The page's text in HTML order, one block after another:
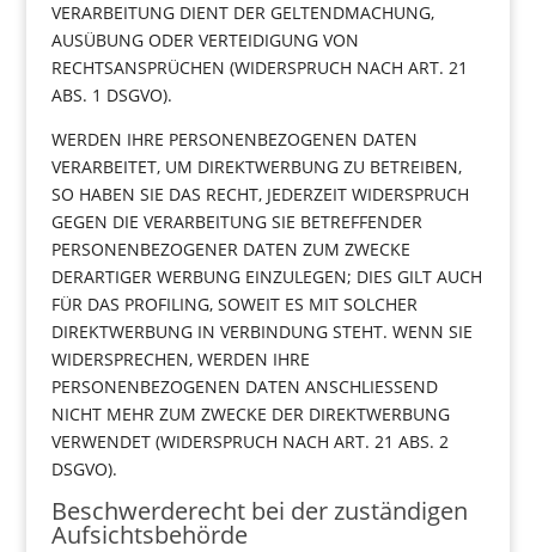
VERARBEITUNG DIENT DER GELTENDMACHUNG,
AUSÜBUNG ODER VERTEIDIGUNG VON
RECHTSANSPRÜCHEN (WIDERSPRUCH NACH ART. 21
ABS. 1 DSGVO).
WERDEN IHRE PERSONENBEZOGENEN DATEN
VERARBEITET, UM DIREKTWERBUNG ZU BETREIBEN,
SO HABEN SIE DAS RECHT, JEDERZEIT WIDERSPRUCH
GEGEN DIE VERARBEITUNG SIE BETREFFENDER
PERSONENBEZOGENER DATEN ZUM ZWECKE
DERARTIGER WERBUNG EINZULEGEN; DIES GILT AUCH
FÜR DAS PROFILING, SOWEIT ES MIT SOLCHER
DIREKTWERBUNG IN VERBINDUNG STEHT. WENN SIE
WIDERSPRECHEN, WERDEN IHRE
PERSONENBEZOGENEN DATEN ANSCHLIESSEND
NICHT MEHR ZUM ZWECKE DER DIREKTWERBUNG
VERWENDET (WIDERSPRUCH NACH ART. 21 ABS. 2
DSGVO).
Beschwerderecht bei der zuständigen
Aufsichtsbehörde